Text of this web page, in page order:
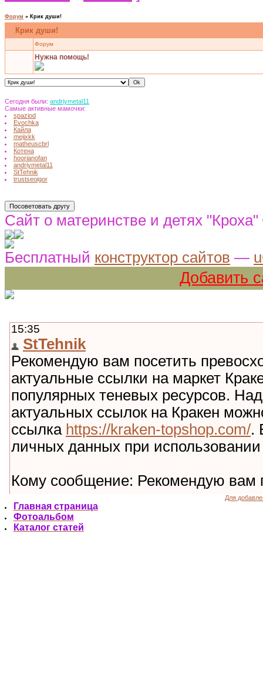
Форум » Крик души!
Крик души!
Форум
Нужна помощь!
Сегодня были: andriymetal11
Самые активные мамочки:
spaziod
Evochka
Кайла
meijxkk
matheuscbrl
Котена
hoorianofan
andriymetal11
StTehnik
trustseoigor
Сайт о материнстве и детях
Бесплатный конструктор сайтов —
Добавить
Для
Главная страница
Фотоальбом
Каталог статей